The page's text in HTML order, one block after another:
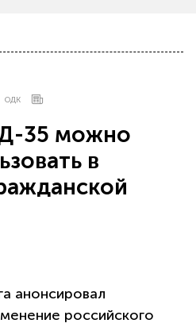
ОДК
35 можно
в
анонсировал
российского